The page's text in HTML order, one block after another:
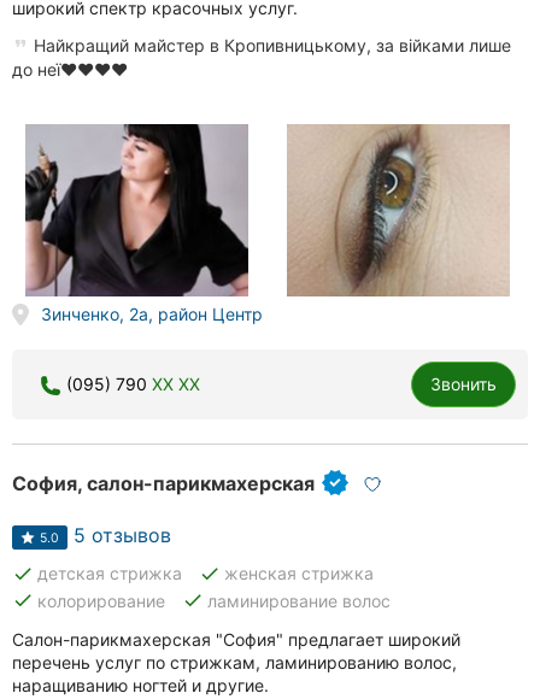
широкий спектр красочных услуг.
Найкращий майстер в Кропивницькому, за війками лише
до неї❤️❤️❤️❤️
Зинченко, 2а, район Центр
(095) 790 XX XX Звонить
София, салон-парикмахерская
5.0 5 отзывов
done детская стрижка done женская стрижка
done колорирование done ламинирование волос
Салон-парикмахерская "София" предлагает широкий
перечень услуг по стрижкам, ламинированию волос,
наращиванию ногтей и другие.